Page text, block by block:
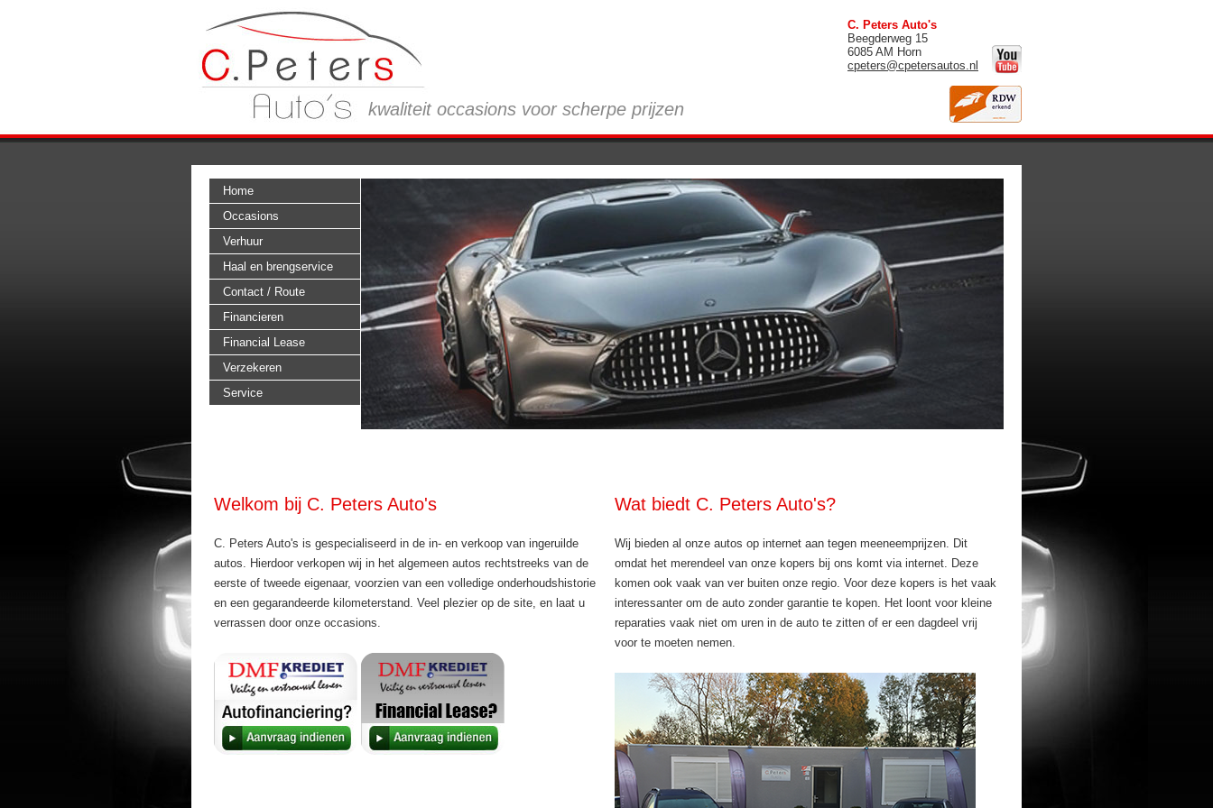
kwaliteit occasions voor scherpe prijzen
C. Peters Auto's
Beegderweg 15
6085 AM Horn
cpeters@cpetersautos.nl
Home
Occasions
Verhuur
Haal en brengservice
Contact / Route
Financieren
Financial Lease
Verzekeren
Service
Welkom bij C. Peters Auto's
C. Peters Auto's is gespecialiseerd in de in- en verkoop van ingeruilde
autos. Hierdoor verkopen wij in het algemeen autos rechtstreeks van de
eerste of tweede eigenaar, voorzien van een volledige onderhoudshistorie
en een gegarandeerde kilometerstand. Veel plezier op de site, en laat u
verrassen door onze occasions.
Wat biedt C. Peters Auto's?
Wij bieden al onze autos op internet aan tegen meeneemprijzen. Dit
omdat het merendeel van onze kopers bij ons komt via internet. Deze
komen ook vaak van ver buiten onze regio. Voor deze kopers is het vaak
interessanter om de auto zonder garantie te kopen. Het loont voor kleine
reparaties vaak niet om uren in de auto te zitten of er een dagdeel vrij
voor te moeten nemen.